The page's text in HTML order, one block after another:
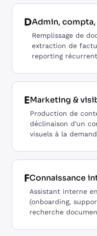
DAdmin, compta,
Remplissage de
extraction de
reporting
EMarketing &
Production de
déclinaison d'un
visuels à la
FConnaissance
Assistant interne
(onboarding,
recherche